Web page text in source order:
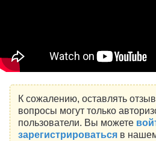
К сожалению, оставлять
вопросы могут только
пользователи. Вы можете
зарегистрироватьсяв нашем